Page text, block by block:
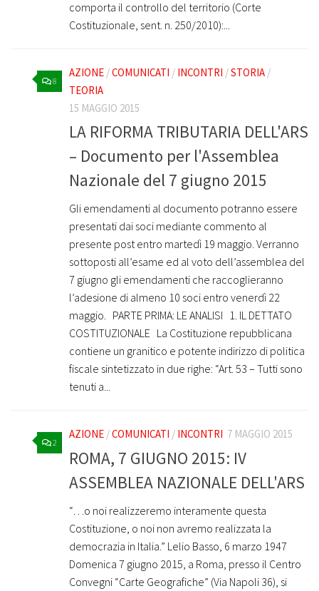
comporta il controllo del territorio (Corte
Costituzionale, sent. n. 250/2010):...
8
AZIONE /COMUNICATI / INCONTRI /STORIA /
TEORIA
15 MAGGIO 2015
LA RIFORMA TRIBUTARIA DELL'ARS
– Documento per l'Assemblea
Nazionale del 7 giugno 2015
Gli emendamenti al documento potranno essere
presentati dai soci mediante commento al
presente post entro martedì 19 maggio. Verranno
sottoposti all’esame ed al voto dell’assemblea del
7 giugno gli emendamenti che raccoglieranno
l’adesione di almeno 10 soci entro venerdì 22
maggio. PARTE PRIMA: LE ANALISI 1. IL DETTATO
COSTITUZIONALE La Costituzione repubblicana
contiene un granitico e potente indirizzo di politica
fiscale sintetizzato in due righe: “Art. 53 – Tutti sono
tenuti a...
2
AZIONE /COMUNICATI / INCONTRI 7 MAGGIO 2015
ROMA, 7 GIUGNO 2015: IV
ASSEMBLEA NAZIONALE DELL'ARS
“…o noi realizzeremo interamente questa
Costituzione, o noi non avremo realizzata la
democrazia in Italia.” Lelio Basso, 6 marzo 1947
Domenica 7 giugno 2015, a Roma, presso il Centro
Convegni “Carte Geografiche” (Via Napoli 36), si